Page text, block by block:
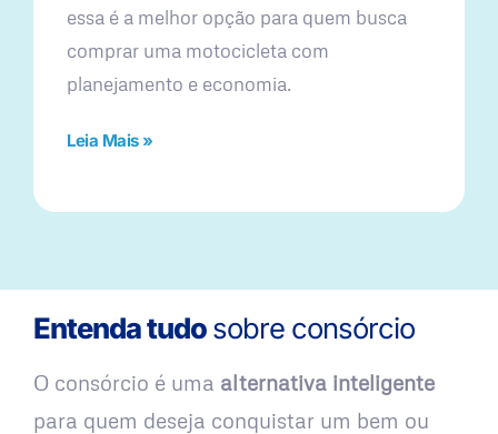
essa é a melhor opção para quem busca
comprar uma motocicleta com
planejamento e economia.
Leia Mais »
Entenda tudosobre consórcio
O consórcio é uma alternativa inteligente
para quem deseja conquistar um bem ou